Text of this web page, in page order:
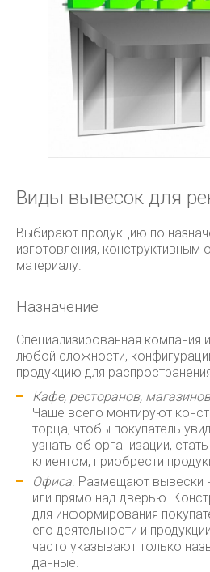
Виды вывесок для
Выбирают продукцию по
изготовления, конструктивным
материалу.
Назначение
Специализированная компания
любой сложности,
продукцию для
Кафе, ресторанов,
Чаще всего монтируют
торца, чтобы покупатель
узнать об организации,
клиентом, приобрести
Офиса. Размещают вывески
или прямо над дверью.
для информирования
его деятельности и
часто указывают только
данные.